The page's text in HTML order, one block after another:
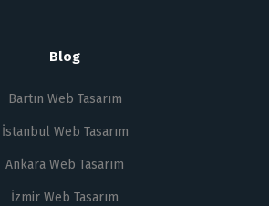
Blog
Bartın Web Tasarım
İstanbul Web Tasarım
Ankara Web Tasarım
İzmir Web Tasarım